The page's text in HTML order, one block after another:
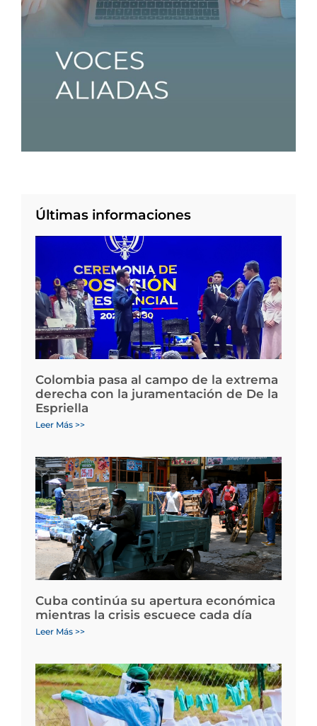
Últimas informaciones
Colombia pasa al campo de la extrema
derecha con la juramentación de De la
Espriella
Leer Más >>
Cuba continúa su apertura económica
mientras la crisis escuece cada día
Leer Más >>